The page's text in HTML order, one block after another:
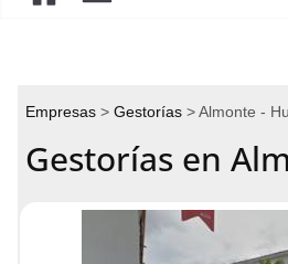
Empresas Gestorías Almonte -
Gestorías en